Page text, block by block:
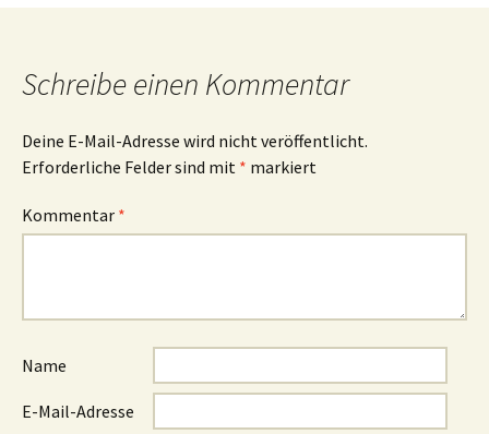
Schreibe einen Kommentar
Deine E-Mail-Adresse wird nicht veröffentlicht.
Erforderliche Felder sind mit * markiert
Kommentar *
Name
E-Mail-Adresse